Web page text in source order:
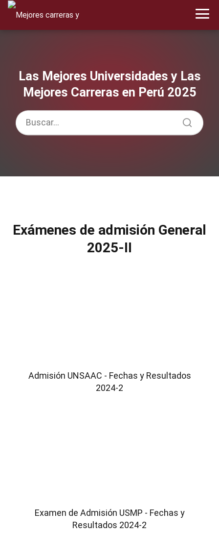
Las Mejores Universidades y Las
Mejores Carreras en Perú 2025
Exámenes de admisión General
2025-II
Admisión UNSAAC - Fechas y Resultados
2024-2
Examen de Admisión USMP - Fechas y
Resultados 2024-2